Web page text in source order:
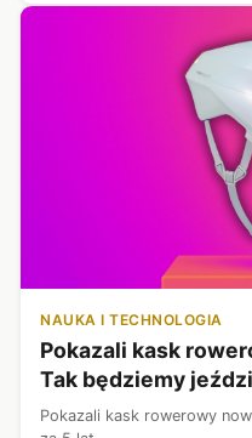
NAUKA I TECHNOLOGIA
Pokazali kask
Tak będziemy
Pokazali kask rowerowy